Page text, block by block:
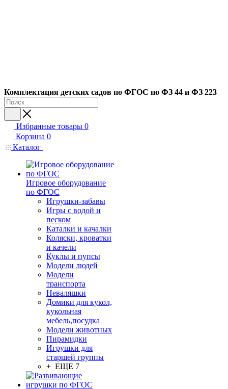
Комплектация детских садов по ФГОC по ФЗ 44 и ФЗ 223
Избранные товары 0
Корзина 0
Каталог
Игровое оборудование
по ФГОС
Игрушки-забавы
Игры с водой и
песком
Каталки и качалки
Коляски, кроватки
и качели
Куклы и пупсы
Модели людей
Модели
транспорта
Неваляшки
Домики для кукол,
кукольная
мебель,посудка
Модели животных
Пирамидки
Игрушки для
старшей группы
+ ЕЩЕ 7